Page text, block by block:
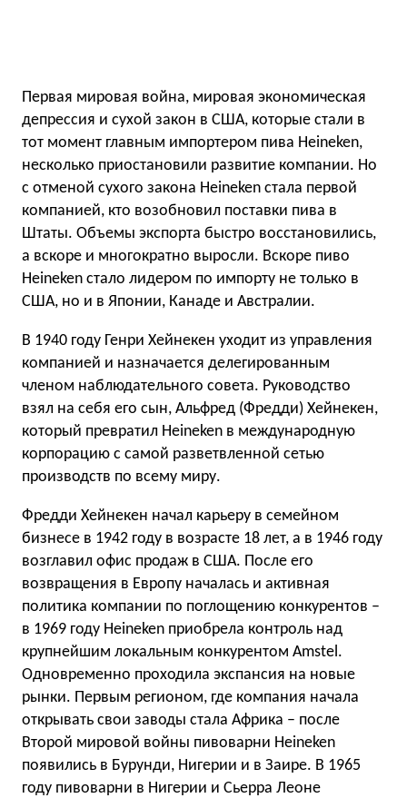
Первая мировая война, мировая экономическая
депрессия и сухой закон в США, которые стали в
тот момент главным импортером пива Heineken,
несколько приостановили развитие компании. Но
с отменой сухого закона Heineken стала первой
компанией, кто возобновил поставки пива в
Штаты. Объемы экспорта быстро восстановились,
а вскоре и многократно выросли. Вскоре пиво
Heineken стало лидером по импорту не только в
США, но и в Японии, Канаде и Австралии.
В 1940 году Генри Хейнекен уходит из управления
компанией и назначается делегированным
членом наблюдательного совета. Руководство
взял на себя его сын, Альфред (Фредди) Хейнекен,
который превратил Heineken в международную
корпорацию с самой разветвленной сетью
производств по всему миру.
Фредди Хейнекен начал карьеру в семейном
бизнесе в 1942 году в возрасте 18 лет, а в 1946 году
возглавил офис продаж в США. После его
возвращения в Европу началась и активная
политика компании по поглощению конкурентов –
в 1969 году Heineken приобрела контроль над
крупнейшим локальным конкурентом Amstel.
Одновременно проходила экспансия на новые
рынки. Первым регионом, где компания начала
открывать свои заводы стала Африка – после
Второй мировой войны пивоварни Heineken
появились в Бурунди, Нигерии и в Заире. В 1965
году пивоварни в Нигерии и Сьерра Леоне